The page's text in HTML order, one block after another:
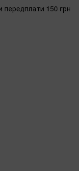
150 грн